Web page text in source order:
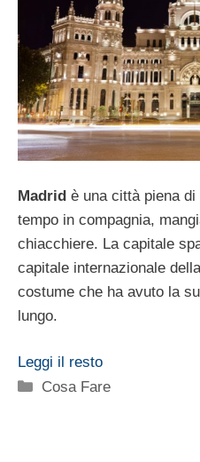
Madrid è una città piena
tempo in compagnia,
chiacchiere. La capitale
capitale internazionale
costume che ha avuto la
lungo.
Leggi il resto
Categorie
Cosa Fare